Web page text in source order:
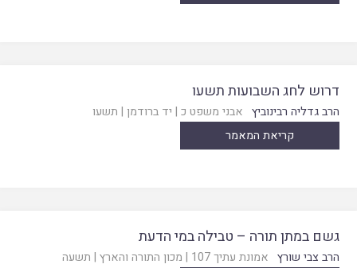
דרוש לחג השבועות תשעו
הרב גדליה רבינוביץ אבני משפט כ | יד ברודמן | תשעו
קריאת המאמר
גשם במתן תורה – טבילה במי הדעת
הרב צבי שורץ אמונת עתיך 107 | מכון התורה והארץ | תשעה